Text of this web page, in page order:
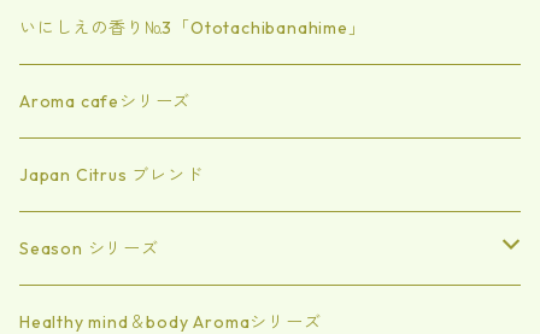
いにしえの香り№3「Ototachibanahime」
Aroma cafeシリーズ
Japan Citrus ブレンド
Season シリーズ
Summer
Healthy mind＆body Aromaシリーズ